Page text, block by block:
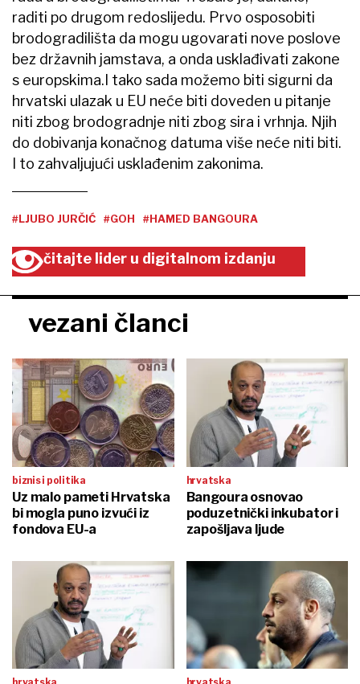
raditi po drugom redoslijedu. Prvo osposobiti
brodogradilišta da mogu ugovarati nove poslove
bez državnih jamstava, a onda usklađivati zakone
s europskima.I tako sada možemo biti sigurni da
hrvatski ulazak u EU neće biti doveden u pitanje
niti zbog brodogradnje niti zbog sira i vrhnja. Njih
do dobivanja konačnog datuma više neće niti biti.
I to zahvaljujući usklađenim zakonima.
#LJUBO JURČIĆ #GOH #HAMED BANGOURA
čitajte lider u digitalnom izdanju
vezani članci
biznis i politika
Uz malo pameti Hrvatska
bi mogla puno izvući iz
fondova EU-a
hrvatska
Bangoura osnovao
poduzetnički inkubator i
zapošljava ljude